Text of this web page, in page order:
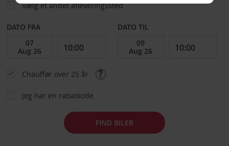
Vælg et andet afleveringssted
DATO FRA DATO TIL
Chauffør over 25 år
Jeg har en rabatkode
FIND BILER